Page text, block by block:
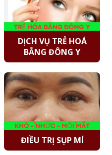
DỊCH VỤ TRẺ HOÁ
BẰNG ĐÔNG Y
ĐIỀU TRỊ SỤP MÍ